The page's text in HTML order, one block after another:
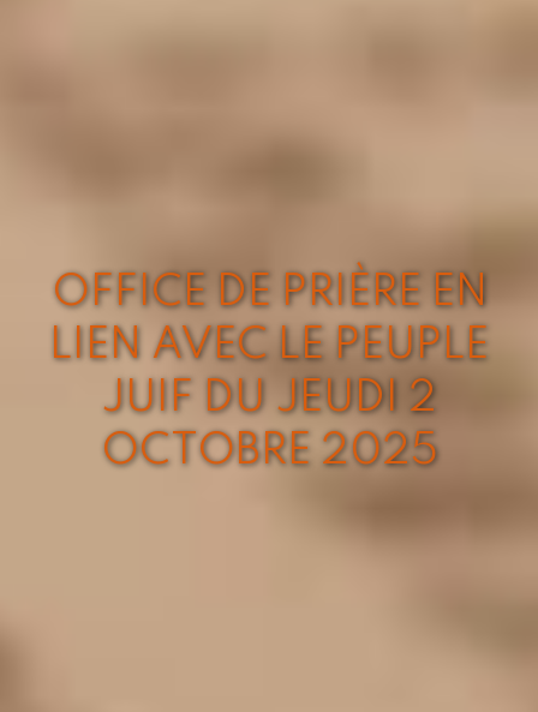
OFFICE DE PRIÈRE EN
LIEN AVEC LE PEUPLE
JUIF DU JEUDI 2
OCTOBRE 2025